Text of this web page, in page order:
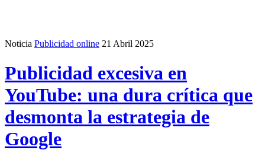
Noticia Publicidad online 21 Abril 2025
Publicidad excesiva en
YouTube: una dura crítica que
desmonta la estrategia de
Google